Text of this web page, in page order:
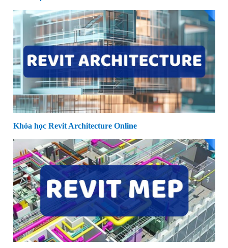
Khóa học Revit Architecture Online